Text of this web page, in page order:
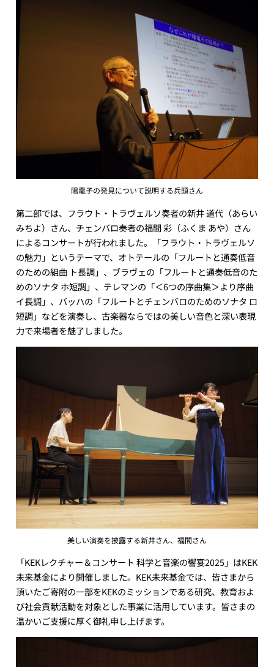
陽電子の発見について説明する兵頭さん
第二部では、フラウト・トラヴェルソ奏者の新井 道代（あらい
みちよ）さん、チェンバロ奏者の福間 彩（ふくま あや）さん
によるコンサートが行われました。「フラウト・トラヴェルソ
の魅力」というテーマで、オトテールの「フルートと通奏低音
のための組曲 ト長調」、ブラヴェの「フルートと通奏低音のた
めのソナタ ホ短調」、テレマンの「＜6つの序曲集＞より序曲
イ長調」、バッハの「フルートとチェンバロのためのソナタ ロ
短調」などを演奏し、古楽器ならではの美しい音色と深い表現
力で来場者を魅了しました。
美しい演奏を披露する新井さん、福間さん
「KEKレクチャー＆コンサート 科学と音楽の響宴2025」はKEK
未来基金により開催しました。KEK未来基金では、皆さまから
頂いたご寄附の一部をKEKのミッションである研究、教育およ
び社会貢献活動を対象とした事業に活用しています。皆さまの
温かいご支援に厚く御礼申し上げます。